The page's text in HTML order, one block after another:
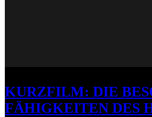
KURZFILM: DIE
FÄHIGKEITEN DES